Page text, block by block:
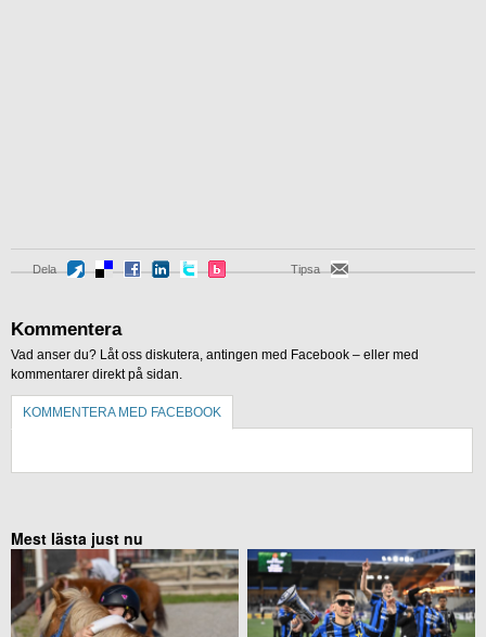
Dela Tipsa
Kommentera
Vad anser du? Låt oss diskutera, antingen med Facebook – eller med
kommentarer direkt på sidan.
KOMMENTERA MED FACEBOOK
Mest lästa just nu